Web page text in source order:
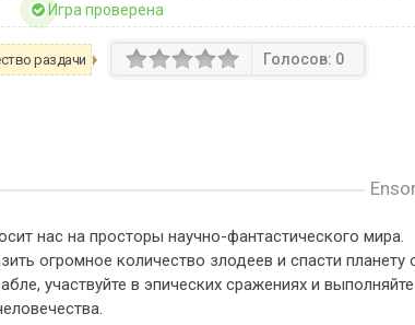
Игра проверена
раздачи Голосов: 0
нас на просторы научно-фантастического мира.
огромное количество злодеев и спасти планету
участвуйте в эпических сражениях и выполняйте